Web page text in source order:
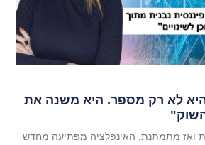
היא לא רק מספר. היא משנה את
ואז מתמתנת, האינפלציה מפתיעה מחדש